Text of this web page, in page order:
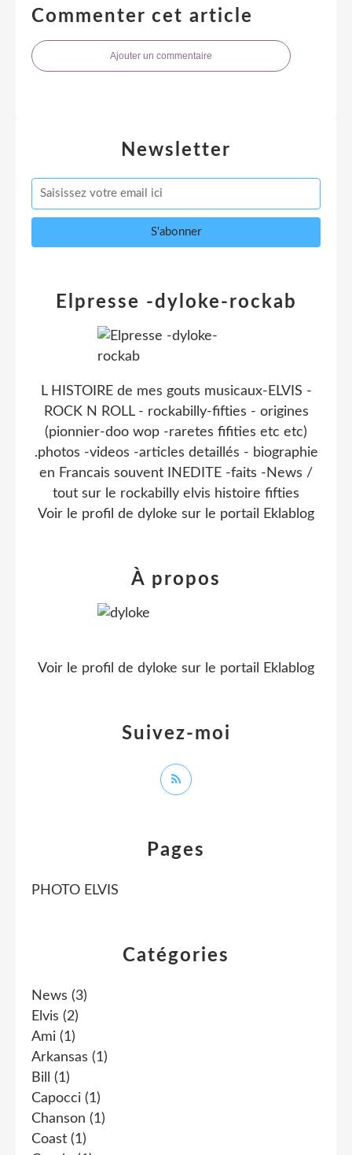
Commenter cet article
Ajouter un commentaire
Newsletter
Catégories
News (3)
Elvis (2)
Ami (1)
Arkansas (1)
Bill
(1)
Capocci (1)
Chanson (1)
Coast (1)
Pages
PHOTO ELVIS
Elpresse -dyloke-rockab
L HISTOIRE de mes gouts musicaux-ELVIS -
ROCK N ROLL - rockabilly-fifties - origines
(pionnier-doo wop -raretes fifities etc etc)
.photos -videos -articles detaillés - biographie
en Francais souvent INEDITE -faits -News /
tout sur le rockabilly elvis histoire fifties
Voir le profil de dyloke sur le portail Eklablog
Suivez-moi
À propos
Voir le profil de dyloke sur le portail Eklablog